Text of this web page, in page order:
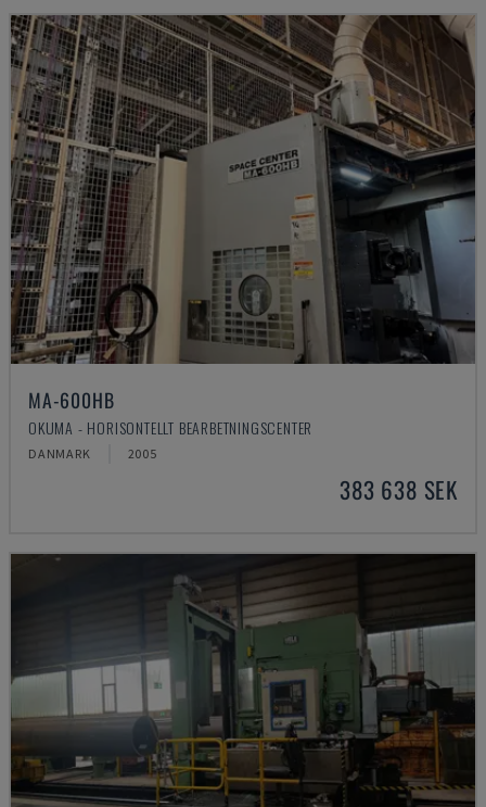
MA-600HB
OKUMA - HORISONTELLT BEARBETNINGSCENTER
DANMARK 2005
383 638 SEK